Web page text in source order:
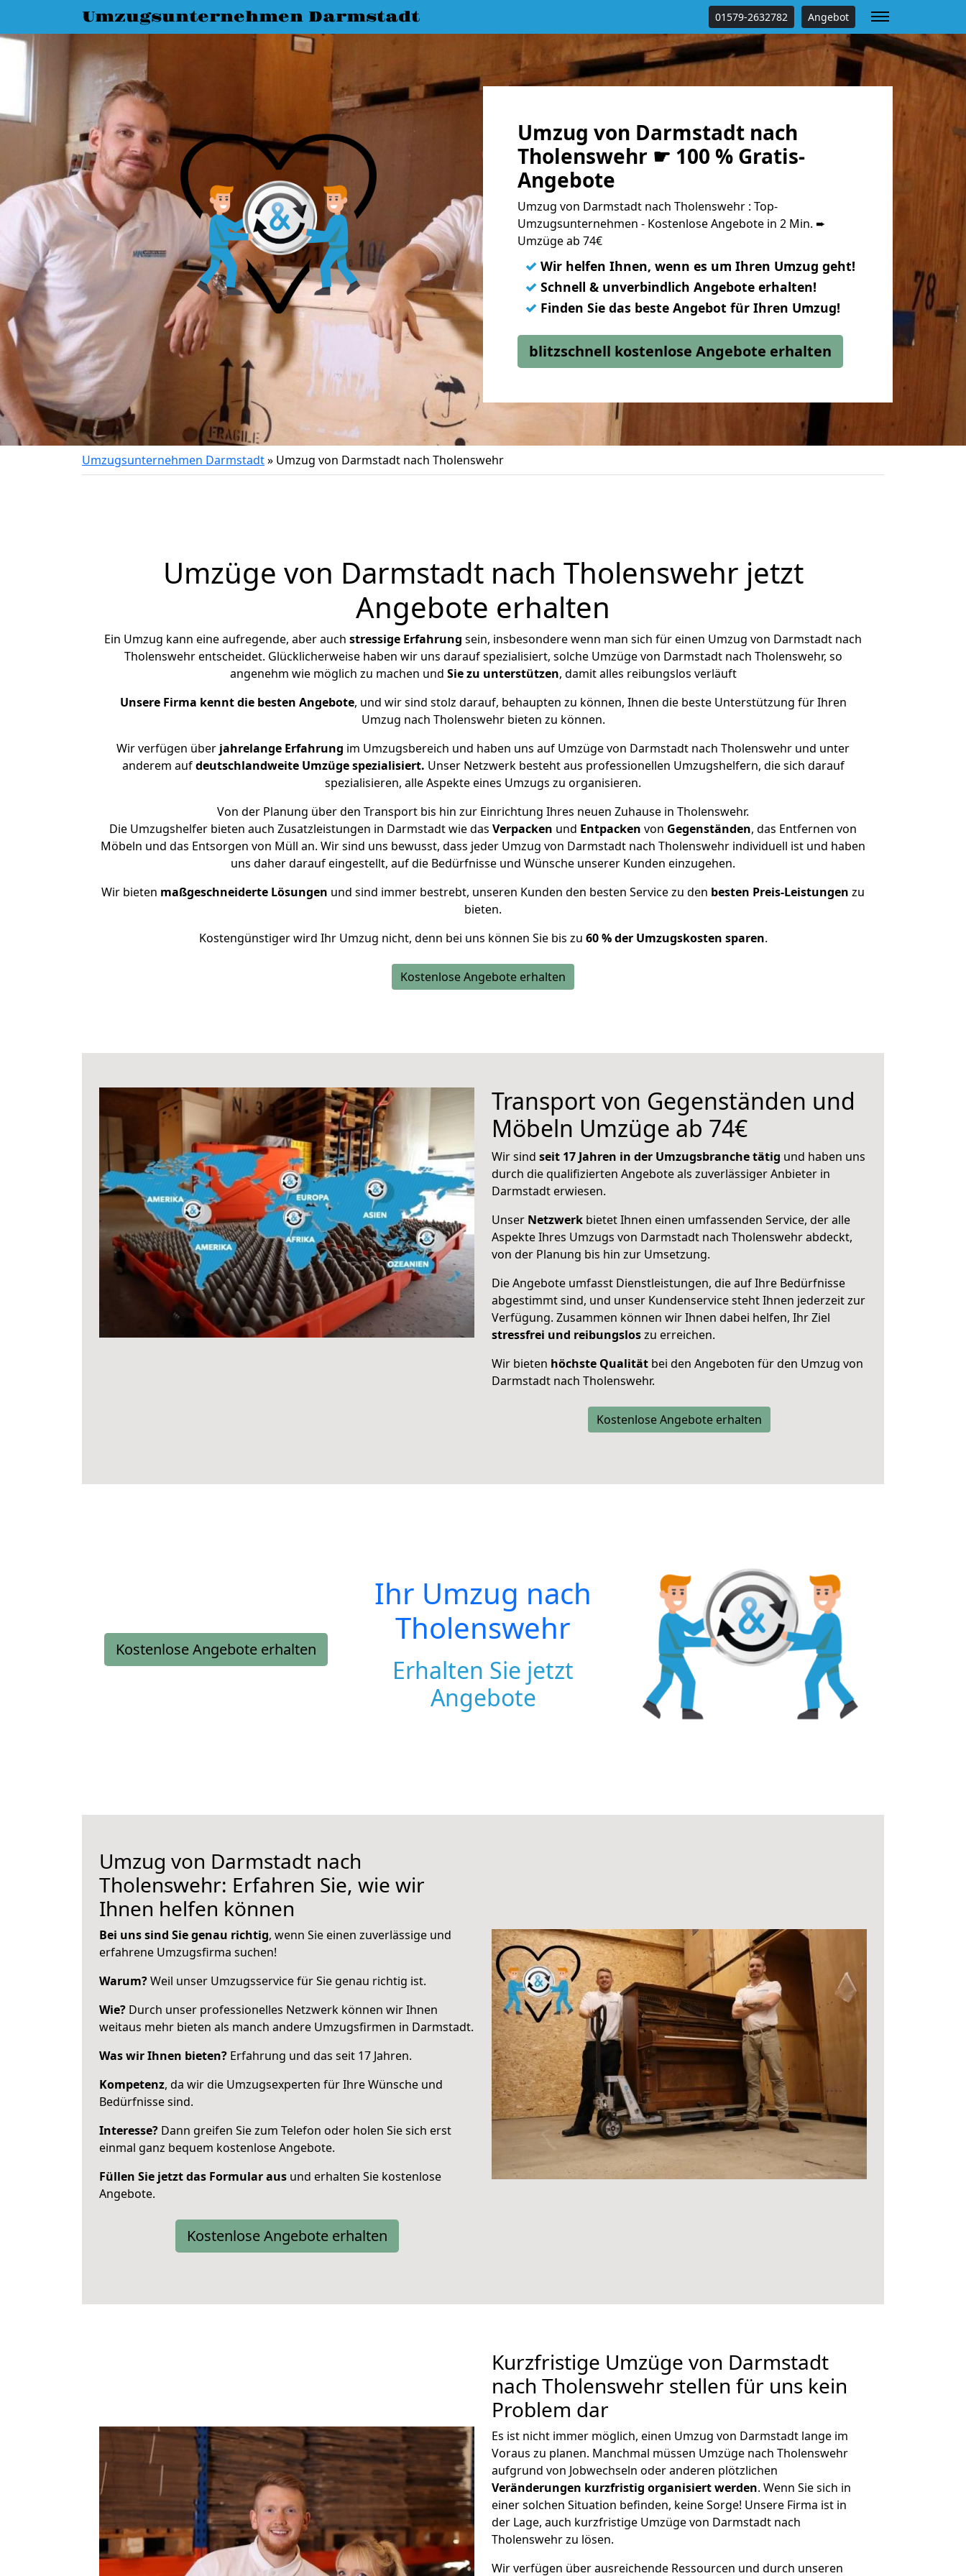
Umzugsunternehmen Darmstadt 01579-2632782 Angebot
Umzug von Darmstadt nach
Tholenswehr ☛ 100 % Gratis-
Angebote
Umzug von Darmstadt nach Tholenswehr : Top-
Umzugsunternehmen - Kostenlose Angebote in 2 Min. ➨
Umzüge ab 74€
✓ Wir helfen Ihnen, wenn es um Ihren Umzug geht!
✓ Schnell & unverbindlich Angebote erhalten!
✓ Finden Sie das beste Angebot für Ihren Umzug!
blitzschnell kostenlose Angebote erhalten
Umzugsunternehmen Darmstadt» Umzug von Darmstadt nach Tholenswehr
Umzüge von Darmstadt nach Tholenswehr jetzt
Angebote erhalten
Ein Umzug kann eine aufregende, aber auch stressige Erfahrung sein, insbesondere wenn man sich für einen Umzug von Darmstadt nach
Tholenswehr entscheidet. Glücklicherweise haben wir uns darauf spezialisiert, solche Umzüge von Darmstadt nach Tholenswehr, so
angenehm wie möglich zu machen und Sie zu unterstützen, damit alles reibungslos verläuft
Unsere Firma kennt die besten Angebote, und wir sind stolz darauf, behaupten zu können, Ihnen die beste Unterstützung für Ihren
Umzug nach Tholenswehr bieten zu können.
Wir verfügen über jahrelange Erfahrung im Umzugsbereich und haben uns auf Umzüge von Darmstadt nach Tholenswehr und unter
anderem aufdeutschlandweite Umzüge spezialisiert. Unser Netzwerk besteht aus professionellen Umzugshelfern, die sich darauf
spezialisieren, alle Aspekte eines Umzugs zu organisieren.
Von der Planung über den Transport bis hin zur Einrichtung Ihres neuen Zuhause in Tholenswehr.
Die Umzugshelfer bieten auch Zusatzleistungen in Darmstadt wie das Verpacken und Entpacken von Gegenständen, das Entfernen von
Möbeln und das Entsorgen von Müll an. Wir sind uns bewusst, dass jeder Umzug von Darmstadt nach Tholenswehr individuell ist und haben
uns daher darauf eingestellt, auf die Bedürfnisse und Wünsche unserer Kunden einzugehen.
Wir bieten maßgeschneiderte Lösungen und sind immer bestrebt, unseren Kunden den besten Service zu den besten Preis-Leistungen zu
bieten.
Kostengünstiger wird Ihr Umzug nicht, denn bei uns können Sie bis zu 60 % der Umzugskosten sparen.
Kostenlose Angebote erhalten
Transport von Gegenständen und
Möbeln Umzüge ab 74€
Wir sind seit 17 Jahren in der Umzugsbranche tätig und haben uns
durch die qualifizierten Angebote als zuverlässiger Anbieter in
Darmstadt erwiesen.
Unser Netzwerk bietet Ihnen einen umfassenden Service, der alle
Aspekte Ihres Umzugs von Darmstadt nach Tholenswehr abdeckt,
von der Planung bis hin zur Umsetzung.
Die Angebote umfasst Dienstleistungen, die auf Ihre Bedürfnisse
abgestimmt sind, und unser Kundenservice steht Ihnen jederzeit zur
Verfügung. Zusammen können wir Ihnen dabei helfen, Ihr Ziel
stressfrei und reibungsloszu erreichen.
Wir bieten höchste Qualität bei den Angeboten für den Umzug von
Darmstadt nach Tholenswehr.
Kostenlose Angebote erhalten
Kostenlose Angebote erhalten
Ihr Umzug nach
Tholenswehr
Erhalten Sie jetzt
Angebote
Umzug von Darmstadt nach
Tholenswehr: Erfahren Sie, wie wir
Ihnen helfen können
Bei uns sind Sie genau richtig, wenn Sie einen zuverlässige und
erfahrene Umzugsfirma suchen!
Warum?Weil unser Umzugsservice für Sie genau richtig ist.
Wie? Durch unser professionelles Netzwerk können wir Ihnen
weitaus mehr bieten als manch andere Umzugsfirmen in Darmstadt.
Was wir Ihnen bieten? Erfahrung und das seit 17 Jahren.
Kompetenz, da wir die Umzugsexperten für Ihre Wünsche und
Bedürfnisse sind.
Interesse? Dann greifen Sie zum Telefon oder holen Sie sich erst
einmal ganz bequem kostenlose Angebote.
Füllen Sie jetzt das Formular aus und erhalten Sie kostenlose
Angebote.
Kostenlose Angebote erhalten
Kurzfristige Umzüge von Darmstadt
nach Tholenswehr stellen für uns kein
Problem dar
Es ist nicht immer möglich, einen Umzug von Darmstadt lange im
Voraus zu planen. Manchmal müssen Umzüge nach Tholenswehr
aufgrund von Jobwechseln oder anderen plötzlichen
Veränderungen kurzfristig organisiert werden. Wenn Sie sich in
einer solchen Situation befinden, keine Sorge! Unsere Firma ist in
der Lage, auch kurzfristige Umzüge von Darmstadt nach
Tholenswehr zu lösen.
Wir verfügen über ausreichende Ressourcen und durch unseren